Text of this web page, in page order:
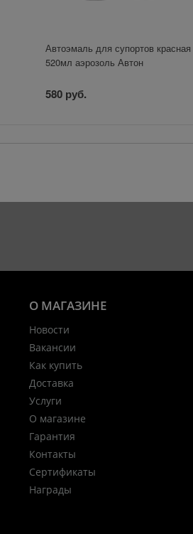
Автоэмаль для супортов красная
520мл аэрозоль Автон
580 руб.
О МАГАЗИНЕ
Новости
Вакансии
Как купить
Доставка
Услуги
О магазине
Гарантия
Контакты
Сертификаты
Награды